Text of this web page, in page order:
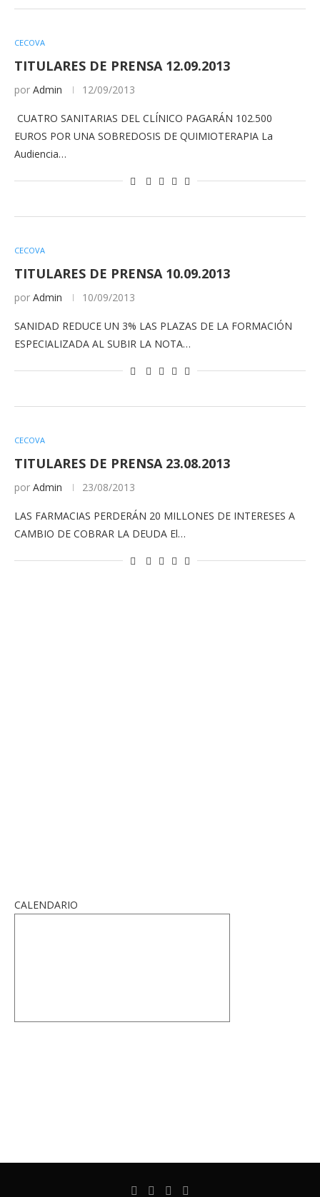
CECOVA
TITULARES DE PRENSA 12.09.2013
por Admin 12/09/2013
CUATRO SANITARIAS DEL CLÍNICO PAGARÁN 102.500
EUROS POR UNA SOBREDOSIS DE QUIMIOTERAPIA La
Audiencia…
CECOVA
TITULARES DE PRENSA 10.09.2013
por Admin 10/09/2013
SANIDAD REDUCE UN 3% LAS PLAZAS DE LA FORMACIÓN
ESPECIALIZADA AL SUBIR LA NOTA…
CECOVA
TITULARES DE PRENSA 23.08.2013
por Admin 23/08/2013
LAS FARMACIAS PERDERÁN 20 MILLONES DE INTERESES A
CAMBIO DE COBRAR LA DEUDA El…
CALENDARIO